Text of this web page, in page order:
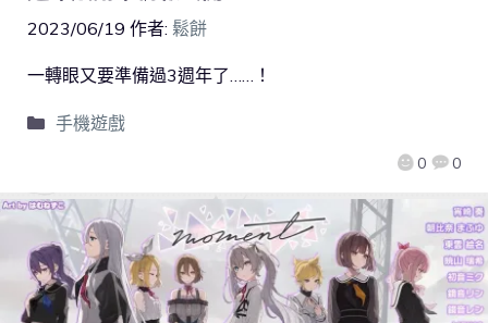
2023/06/19 作者: 鬆餅
0 0
一轉眼又要準備過3週年了……！
手機遊戲